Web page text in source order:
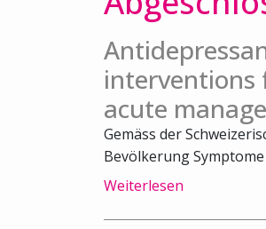
interventions
acute
Gemäss der
Bevölkerung
Weiterlesen